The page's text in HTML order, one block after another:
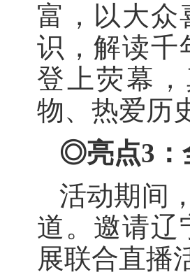
富，以大众
识，解读千
登上荧幕
物、热爱历
◎亮点3：
活动期间
道。邀请辽
展联合直播